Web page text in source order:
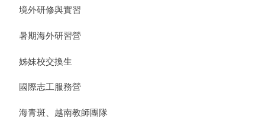
境外研修與實習
暑期海外研習營
姊妹校交換生
國際志工服務營
海青斑、越南教師團隊